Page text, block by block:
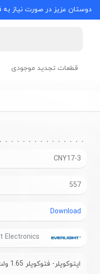
دوستان عزیز در صورت نیاز به
قطعات تجدید موجودی
CNY17-3
557
Download
اپتوکوپلر- فتوکوپلر 1.65 ولت 60 میلی‌آمپر 150 میلی‌وات با پکیج SMD-6